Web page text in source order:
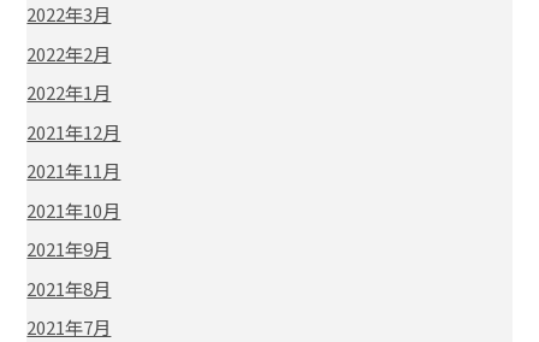
2022年3月
2022年2月
2022年1月
2021年12月
2021年11月
2021年10月
2021年9月
2021年8月
2021年7月